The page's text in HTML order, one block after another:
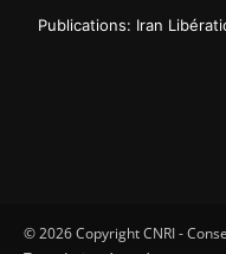
Publications: Iran
© 2026 Copyright CNRI -